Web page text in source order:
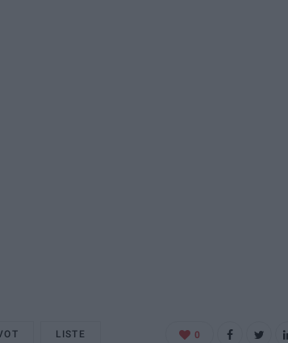
LISTE 0